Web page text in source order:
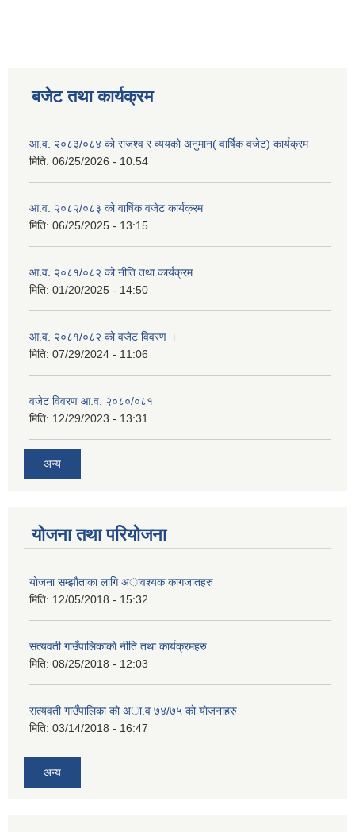
बजेट तथा कार्यक्रम
आ.व. २०८३/०८४ को राजश्व र व्ययको अनुमान( वार्षिक वजेट) कार्यक्रम
मिति: 06/25/2026 - 10:54
आ.व. २०८२/०८३ को वार्षिक वजेट कार्यक्रम
मिति: 06/25/2025 - 13:15
आ.व. २०८१/०८२ को नीति तथा कार्यक्रम
मिति: 01/20/2025 - 14:50
आ.व. २०८१/०८२ को वजेट विवरण ।
मिति: 07/29/2024 - 11:06
वजेट विवरण आ.व. २०८०/०८१
मिति: 12/29/2023 - 13:31
अन्य
योजना तथा परियोजना
याेजना सम्झाैताका लागि अावश्यक कागजातहरु
मिति: 12/05/2018 - 15:32
सत्यवती गाउँपालिकाकाे नीति तथा कार्यक्रमहरु
मिति: 08/25/2018 - 12:03
सत्यवती गाउँपालिका काे अा‍.व ७४/७५ काे याेजनाहरु
मिति: 03/14/2018 - 16:47
अन्य